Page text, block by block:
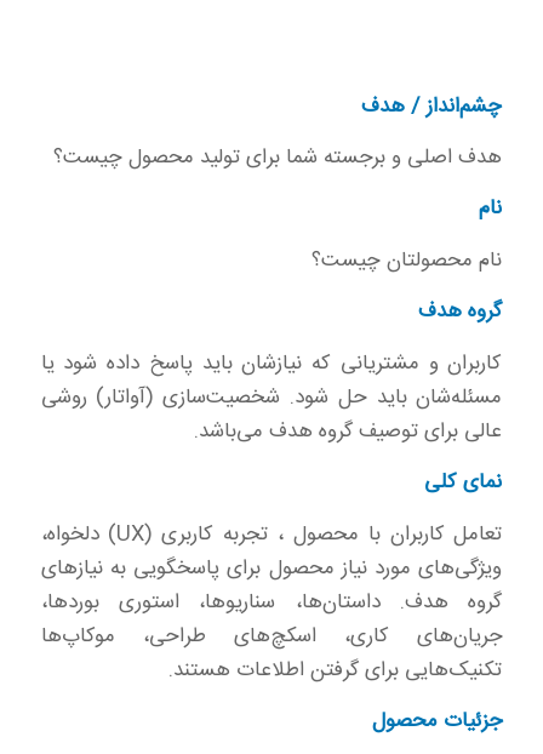
چشم‌انداز / هدف
هدف اصلی و برجسته شما برای تولید محصول چیست؟
نام
نام محصولتان چیست؟
گروه هدف
کاربران و مشتریانی که نیازشان باید پاسخ داده شود یا
مسئله‌شان باید حل شود. شخصیت‌سازی (آواتار) روشی
عالی برای توصیف گروه هدف می‌باشد.
نمای کلی
تعامل کاربران با محصول ، تجربه کاربری (UX) دلخواه،
ویژگی‌های مورد نیاز محصول برای پاسخگویی به نیازهای
گروه هدف. داستان‌ها، سناریوها، استوری بوردها،
جریان‌های کاری، اسکچ‌های طراحی، موکاپ‌ها
تکنیک‌هایی برای گرفتن اطلاعات هستند.
جزئیات محصول